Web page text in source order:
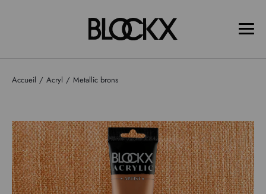
Accueil Acryl Metallic brons